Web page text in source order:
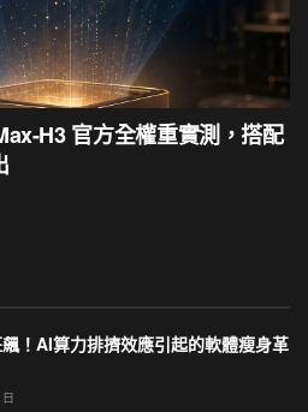
H3 官方全權重實測，搭配
！AI算力排擠效應引起的軟體瘦身革